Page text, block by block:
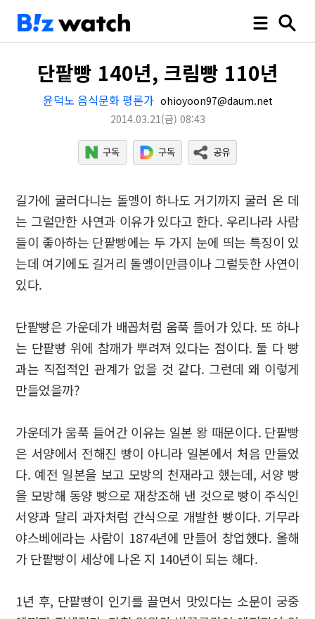
단팥빵 140년, 크림빵 110년
윤덕노 음식문화 평론가 ohioyoon97@daum.net
2014.03.21(금) 08:43
길가에 굴러다니는 돌멩이 하나도 거기까지 굴러 온 데
는 그럴만한 사연과 이유가 있다고 한다. 우리나라 사람
들이 좋아하는 단팥빵에는 두 가지 눈에 띄는 특징이 있
는데 여기에도 길거리 돌멩이만큼이나 그럴듯한 사연이
있다.
단팥빵은 가운데가 배꼽처럼 움푹 들어가 있다. 또 하나
는 단팥빵 위에 참깨가 뿌려져 있다는 점이다. 둘 다 빵
과는 직접적인 관계가 없을 것 같다. 그런데 왜 이렇게
만들었을까?
가운데가 움푹 들어간 이유는 일본 왕 때문이다. 단팥빵
은 서양에서 전해진 빵이 아니라 일본에서 처음 만들었
다. 예전 일본을 보고 모방의 천재라고 했는데, 서양 빵
을 모방해 동양 빵으로 재창조해 낸 것으로 빵이 주식인
서양과 달리 과자처럼 간식으로 개발한 빵이다. 기무라
야스베에라는 사람이 1874년에 만들어 창업했다. 올해
가 단팥빵이 세상에 나온 지 140년이 되는 해다.
1년 후, 단팥빵이 인기를 끌면서 맛있다는 소문이 궁중